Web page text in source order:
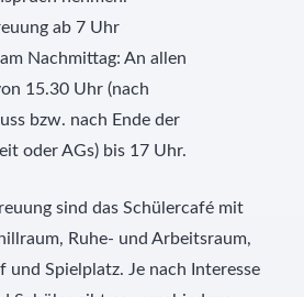
ab 7 Uhr
Nachmittag: An allen
15.30 Uhr (nach
bzw. nach Ende der
oder AGs) bis 17 Uhr.
sind das Schülercafé mit
Ruhe- und Arbeitsraum,
und Spielplatz. Je nach Interesse